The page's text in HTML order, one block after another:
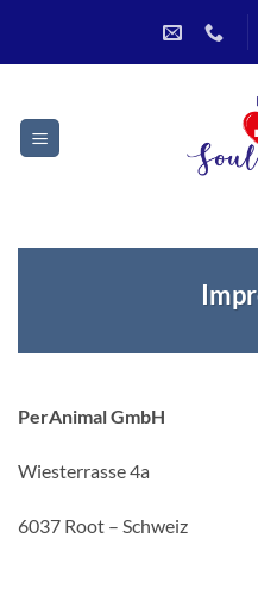
PerAnimal GmbH
Wiesterrasse 4a
6037 Root – Schweiz